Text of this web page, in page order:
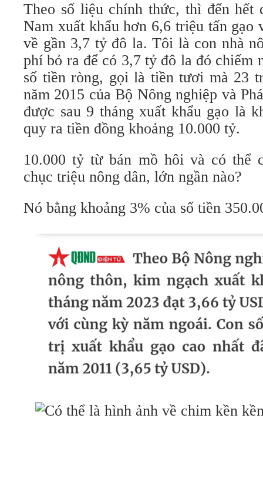
Theo số liệu chính thức, thì đến hết
Nam xuất khẩu hơn 6,6 triệu tấn gạo
về gần 3,7 tỷ đô la. Tôi là con nhà
phí bỏ ra để có 3,7 tỷ đô la đó chiếm
số tiền ròng, gọi là tiền tươi mà 23
năm 2015 của Bộ Nông nghiệp và
được sau 9 tháng xuất khẩu gạo là
quy ra tiền đồng khoảng 10.000 tỷ.
10.000 tỷ từ bán mồ hôi và có thể
chục triệu nông dân, lớn ngần nào?
Nó bằng khoảng 3% của số tiền